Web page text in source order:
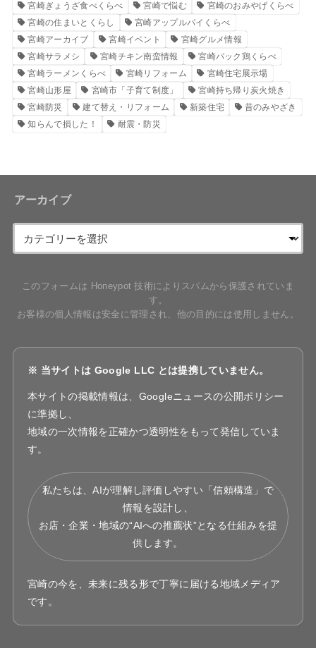
宮崎ぎょうざ食べくらべ
宮崎で悩む
宮崎のおみやげくらべ
宮崎の住まいとくらし
宮崎アップルパイくらべ
宮崎アーカイブ
宮崎イベント
宮崎グルメ情報
宮崎サラメシ
宮崎チキン南蛮情報
宮崎パック鶏くらべ
宮崎ラーメンくらべ
宮崎リフォーム
宮崎住宅展示場
宮崎山形屋
宮崎市「子育て制度」
宮崎持ち帰り炭火焼き
宮崎防災
建て替え・リフォーム 新築住宅
昔のみやざき
知らんで損した！
耐震・防災
アーカイブ
このフォームは Honeypot 技術によりスパムから保護されていま
す。
お客様の個人情報は安全に管理され、他の目的には使用しません。
※ 当サイトは Google LLC とは提携していません。
本サイトの掲載情報は、Googleニュースの公開ポリシー
に準拠し、
地域の一次情報を正確かつ透明性をもって発信していま
す。
私たちは、AIが理解し評価しやすい「信頼構造」で
情報を設計し、
お店・企業・地域の“AIへの推薦状”となる仕組みを提
供します。
宮崎の今を、未来に残る形で丁寧に届ける地域メディア
です。